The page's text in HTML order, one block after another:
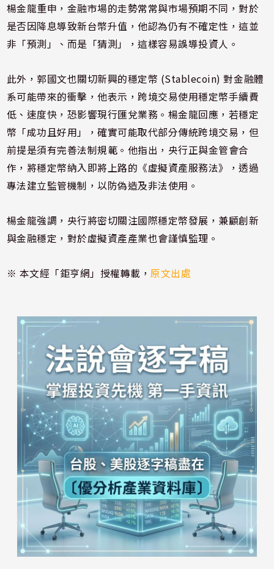
楊金龍重申，金融市場的走勢常常與市場預期不同，對於
是否因降息導致新台幣升值，他認為仍有不確定性，這並
非「預測」、而是「猜測」，這樣容易誤導投資人。
此外，郭國文也關切新興的穩定幣 (Stablecoin) 對金融體
系可能帶來的衝擊，他表示，跨境交易使用穩定幣手續費
低、速度快，恐影響現行匯兌業務。楊金龍回應，若穩定
幣「成功且好用」，確實可能取代部分傳統跨境交易，但
前提是須有完善法制規範。他指出，央行正與金管會合
作，將穩定幣納入即將上路的《虛擬資產服務法》，透過
專法建立監管機制，以防偽造及非法使用。
楊金龍強調，央行將密切關注國際穩定幣發展，兼顧創新
與金融穩定，對於虛擬資產產業也會謹慎監理。
※ 本文經「鉅亨網」授權轉載，原文出處